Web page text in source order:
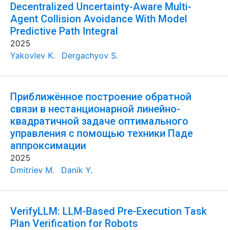
Decentralized Uncertainty-Aware Multi-
Agent Collision Avoidance With Model
Predictive Path Integral
2025
Yakovlev K.
Dergachyov S.
Приближённое построение обратной
связи в нестанционарной линейно-
квадратичной задаче оптимального
управления с помощью техники Паде
аппроксимации
2025
Dmitriev M.
Danik Y.
VerifyLLM: LLM-Based Pre-Execution Task
Plan Verification for Robots